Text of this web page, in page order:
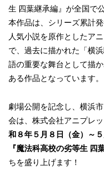
生 四葉継承編』が全国で
本作品は、シリーズ累計
人気小説を原作としたア
で、過去に描かれた「横
語の重要な舞台として描
ある作品となっています。
劇場公開を記念し、横浜
会は、株式会社アニプレ
和８年５月８日（金）～
『魔法科高校の劣等生 四
ちを盛り上げます！